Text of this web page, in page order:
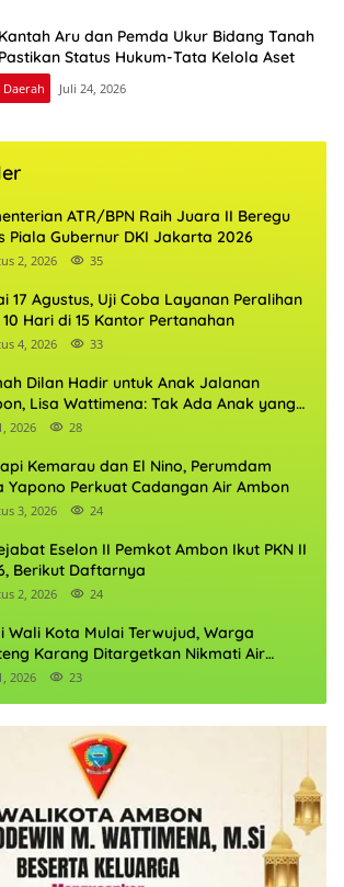
Kantah Aru dan Pemda Ukur Bidang Tanah
Pastikan Status Hukum-Tata Kelola Aset
Daerah Juli 24, 2026
ATR/BPN Raih Juara II Beregu
Piala Gubernur DKI Jakarta 2026
2, 2026 35
17 Agustus, Uji Coba Layanan Peralihan
Hari di 15 Kantor Pertanahan
4, 2026 33
Dilan Hadir untuk Anak Jalanan
Lisa Wattimena: Tak Ada Anak yang
Kehilangan Masa Depannya
2026 28
Kemarau dan El Nino, Perumdam
Yapono Perkuat Cadangan Air Ambon
3, 2026 24
Eselon II Pemkot Ambon Ikut PKN II
Berikut Daftarnya
2, 2026 24
Wali Kota Mulai Terwujud, Warga
Karang Ditargetkan Nikmati Air
Pekan Kedua Agustus
2026 23